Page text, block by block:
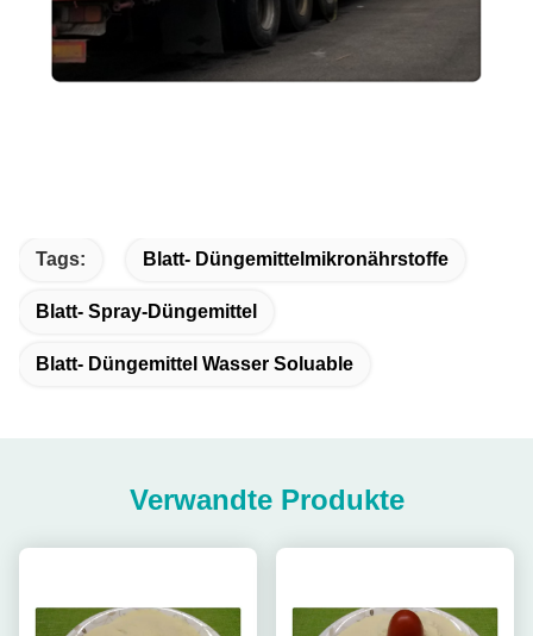
Tags: Blatt- Düngemittelmikronährstoffe
Blatt- Spray-Düngemittel
Blatt- Düngemittel Wasser Soluable
Verwandte Produkte